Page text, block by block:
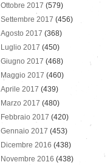
Ottobre 2017 (579)
Settembre 2017 (456)
Agosto 2017 (368)
Luglio 2017 (450)
Giugno 2017 (468)
Maggio 2017 (460)
Aprile 2017 (439)
Marzo 2017 (480)
Febbraio 2017 (420)
Gennaio 2017 (453)
Dicembre 2016 (438)
Novembre 2016 (438)